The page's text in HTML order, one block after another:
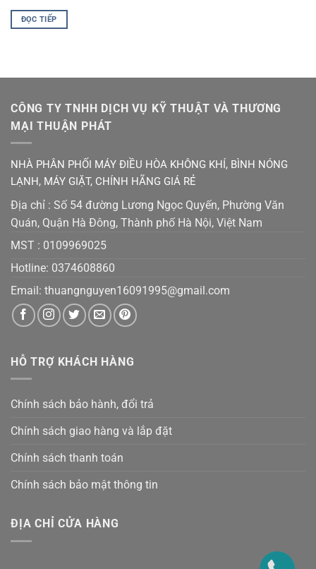
ĐỌC TIẾP
CÔNG TY TNHH DỊCH VỤ KỸ THUẬT VÀ THƯƠNG
MẠI THUẬN PHÁT
NHÀ PHÂN PHỐI MÁY ĐIỀU HÒA KHÔNG KHÍ, BÌNH NÓNG
LẠNH, MÁY GIẶT, CHÍNH HÃNG GIÁ RẺ
Địa chỉ : Số 54 đường Lương Ngọc Quyến, Phường Văn
Quán, Quận Hà Đông, Thành phố Hà Nội, Việt Nam
MST : 0109969025
Hotline: 0374608860
Email: thuangnguyen16091995@gmail.com
HỖ TRỢ KHÁCH HÀNG
Chính sách bảo hành, đổi trả
Chính sách giao hàng và lắp đặt
Chính sách thanh toán
Chính sách bảo mật thông tin
ĐỊA CHỈ CỬA HÀNG